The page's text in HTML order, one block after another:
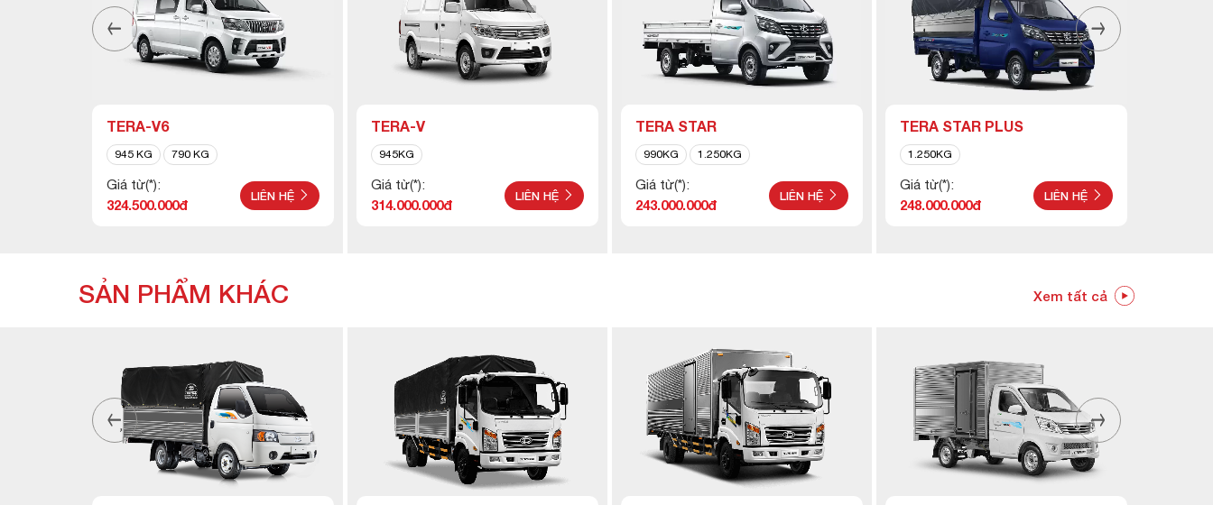
TERA-V6
945 KG 790 KG
Giá từ(*):
324.500.000đ
LIÊN HỆ
TERA-V
945KG
Giá từ(*):
314.000.000đ
LIÊN HỆ
TERA STAR
990KG 1.250KG
Giá từ(*):
243.000.000đ
LIÊN HỆ
TERA STAR PLUS
1.250KG
Giá từ(*):
248.000.000đ
LIÊN HỆ
SẢN PHẨM KHÁC Xem tất cả